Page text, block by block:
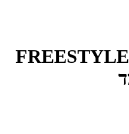
גריל גז -3 מבערים FREESTYLE